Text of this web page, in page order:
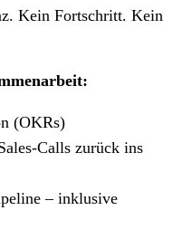
Kein Fortschritt. Kein
(OKRs)
Calls zurück ins
– inklusive